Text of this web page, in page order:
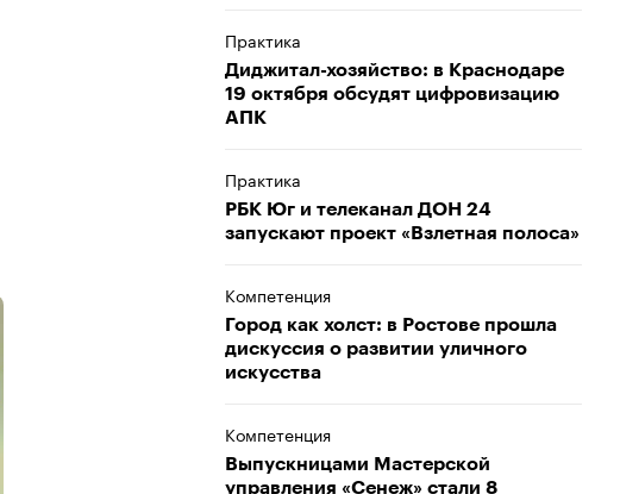
Практика
Диджитал-хозяйство: в Краснодаре
19 октября обсудят цифровизацию
АПК
Практика
​​​​​​​РБК Юг и телеканал ДОН 24
запускают проект «Взлетная полоса»
Компетенция
Город как холст: в Ростове прошла
дискуссия о развитии уличного
искусства
Компетенция
Выпускницами Мастерской
управления «Сенеж» стали 8